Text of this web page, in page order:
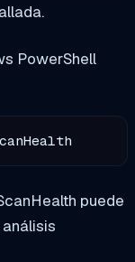
PowerShell
puede